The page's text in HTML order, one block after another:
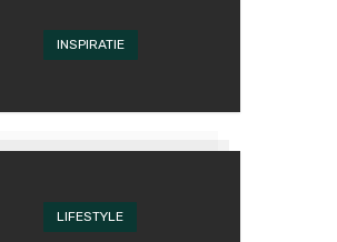
INSPIRATIE
LIFESTYLE